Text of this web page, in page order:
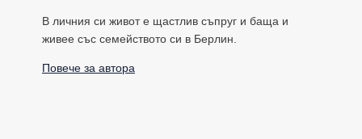
В личния си живот е щастлив съпруг и баща и
живее със семейството си в Берлин.
Повече за автора